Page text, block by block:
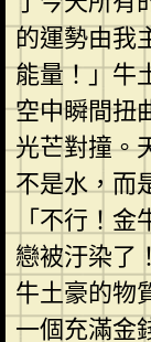
的運勢由我
能量！」牛
空中瞬間扭
光芒對撞。
不是水，而
「不行！
戀被汙染了
牛土豪的物
一個充滿金